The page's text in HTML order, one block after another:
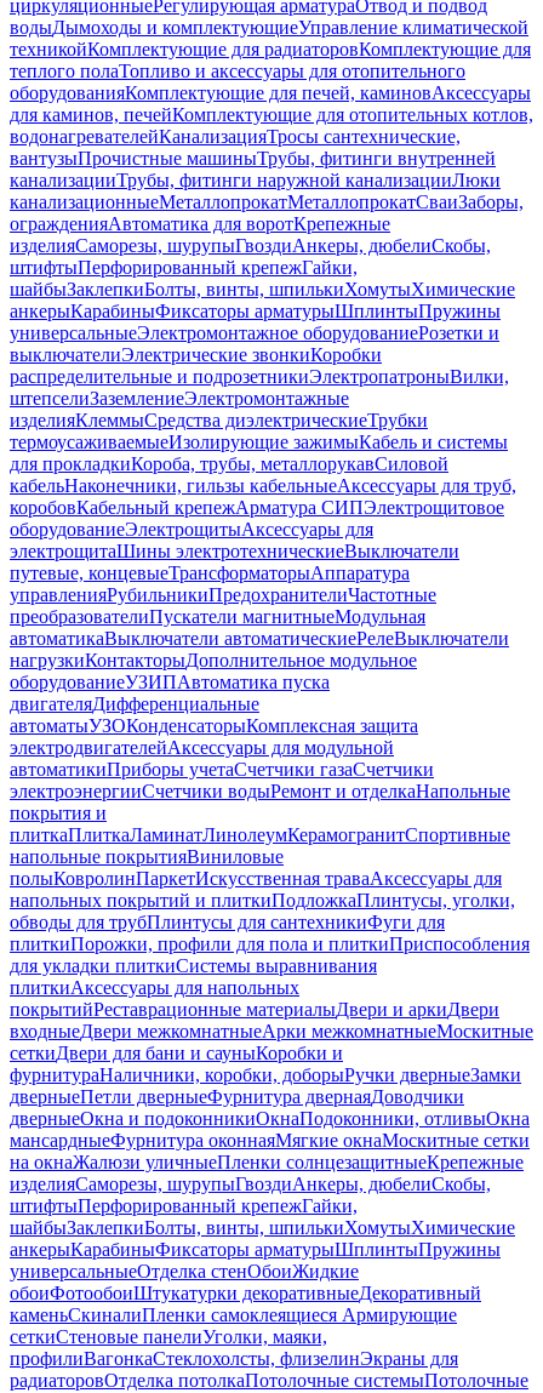
циркуляционныеРегулирующая арматураОтвод и подвод
водыДымоходы и комплектующиеУправление климатической
техникойКомплектующие для радиаторовКомплектующие для
теплого полаТопливо и аксессуары для отопительного
оборудованияКомплектующие для печей, каминовАксессуары
для каминов, печейКомплектующие для отопительных котлов,
водонагревателейКанализацияТросы сантехнические,
вантузыПрочистные машиныТрубы, фитинги внутренней
канализацииТрубы, фитинги наружной канализацииЛюки
канализационныеМеталлопрокатМеталлопрокатСваиЗаборы,
огражденияАвтоматика для воротКрепежные
изделияСаморезы, шурупыГвоздиАнкеры, дюбелиСкобы,
штифтыПерфорированный крепежГайки,
шайбыЗаклепкиБолты, винты, шпилькиХомутыХимические
анкерыКарабиныФиксаторы арматурыШплинтыПружины
универсальныеЭлектромонтажное оборудованиеРозетки и
выключателиЭлектрические звонкиКоробки
распределительные и подрозетникиЭлектропатроныВилки,
штепселиЗаземлениеЭлектромонтажные
изделияКлеммыСредства диэлектрическиеТрубки
термоусаживаемыеИзолирующие зажимыКабель и системы
для прокладкиКороба, трубы, металлорукавСиловой
кабельНаконечники, гильзы кабельныеАксессуары для труб,
коробовКабельный крепежАрматура СИПЭлектрощитовое
оборудованиеЭлектрощитыАксессуары для
электрощитаШины электротехническиеВыключатели
путевые, концевыеТрансформаторыАппаратура
управленияРубильникиПредохранителиЧастотные
преобразователиПускатели магнитныеМодульная
автоматикаВыключатели автоматическиеРелеВыключатели
нагрузкиКонтакторыДополнительное модульное
оборудованиеУЗИПАвтоматика пуска
двигателяДифференциальные
автоматыУЗОКонденсаторыКомплексная защита
электродвигателейАксессуары для модульной
автоматикиПриборы учетаСчетчики газаСчетчики
электроэнергииСчетчики водыРемонт и отделкаНапольные
покрытия и
плиткаПлиткаЛаминатЛинолеумКерамогранитСпортивные
напольные покрытияВиниловые
полыКовролинПаркетИскусственная траваАксессуары для
напольных покрытий и плиткиПодложкаПлинтусы, уголки,
обводы для трубПлинтусы для сантехникиФуги для
плиткиПорожки, профили для пола и плиткиПриспособления
для укладки плиткиСистемы выравнивания
плиткиАксессуары для напольных
покрытийРеставрационные материалыДвери и аркиДвери
входныеДвери межкомнатныеАрки межкомнатныеМоскитные
сеткиДвери для бани и сауныКоробки и
фурнитураНаличники, коробки, доборыРучки дверныеЗамки
дверныеПетли дверныеФурнитура двернаяДоводчики
дверныеОкна и подоконникиОкнаПодоконники, отливыОкна
мансардныеФурнитура оконнаяМягкие окнаМоскитные сетки
на окнаЖалюзи уличныеПленки солнцезащитныеКрепежные
изделияСаморезы, шурупыГвоздиАнкеры, дюбелиСкобы,
штифтыПерфорированный крепежГайки,
шайбыЗаклепкиБолты, винты, шпилькиХомутыХимические
анкерыКарабиныФиксаторы арматурыШплинтыПружины
универсальныеОтделка стенОбоиЖидкие
обоиФотообоиШтукатурки декоративныеДекоративный
каменьСкиналиПленки самоклеящиеся Армирующие
сеткиСтеновые панелиУголки, маяки,
профилиВагонкаСтеклохолсты, флизелинЭкраны для
радиаторовОтделка потолкаПотолочные системыПотолочные